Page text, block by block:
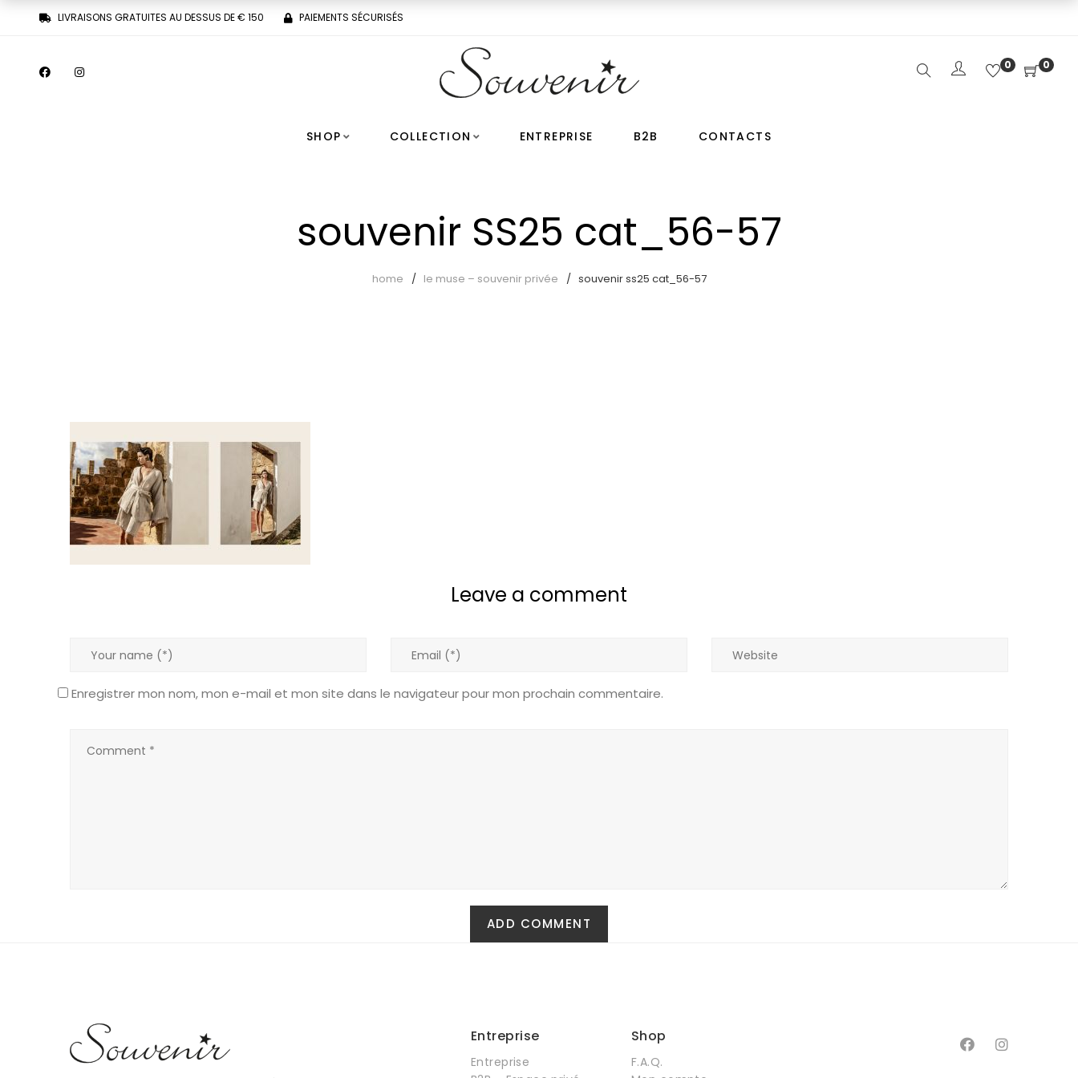
LIVRAISONS GRATUITES AU DESSUS DE € 150 PAIEMENTS SÉCURISÉS
0 0
SHOP COLLECTION ENTREPRISE B2B CONTACTS
souvenir SS25 cat_56-57
home le muse – souvenir privée souvenir ss25 cat_56-57
Leave a comment
Enregistrer mon nom, mon e-mail et mon site dans le navigateur pour mon prochain commentaire.
Entreprise
Entreprise
Shop
F.A.Q.